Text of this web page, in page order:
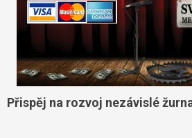
Přispěj na rozvoj nezávislé